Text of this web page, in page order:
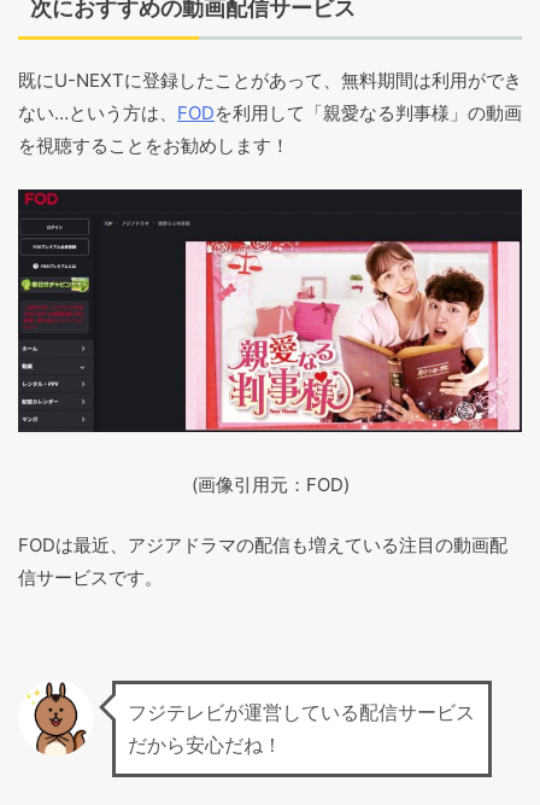
次におすすめの動画配信サービス
既にU-NEXTに登録したことがあって、無料期間は利用ができ
ない…という方は、 FODを利用して「親愛なる判事様」の動画
を視聴することをお勧めします！
(画像引用元：FOD)
FODは最近、アジアドラマの配信も増えている注目の動画配
信サービスです。
フジテレビが運営している配信サービス
だから安心だね！